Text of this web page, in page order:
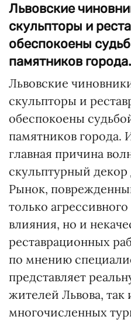
Львовские
скульпторы и
обеспокоены
памятников
Львовские
скульпторы и
обеспокоены
памятников города.
главная причина
скульптурный
Рынок,
только
влияния, но и
реставрационных
по мнению
представляет
жителей Львова, так
многочисленных